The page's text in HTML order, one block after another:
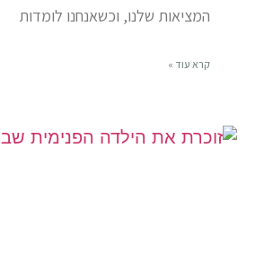
המציאות שלנו, וכשאנחנו לומדות
קרא עוד »